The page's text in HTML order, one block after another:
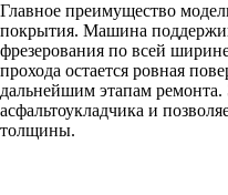
Главное преимущество
покрытия. Машина
фрезерования по всей
прохода остается ровная
дальнейшим этапам ремонта.
асфальтоукладчика и
толщины.